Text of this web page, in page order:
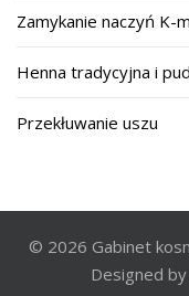
Zamykanie naczyń K-
Henna tradycyjna i
Przekłuwanie uszu
© 2026 Gabinet
Designed by